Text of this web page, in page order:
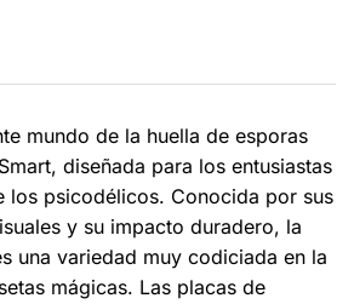
mundo de la huella de esporas
diseñada para los entusiastas
los psicodélicos. Conocida por sus
y su impacto duradero, la
una variedad muy codiciada en la
mágicas. Las placas de